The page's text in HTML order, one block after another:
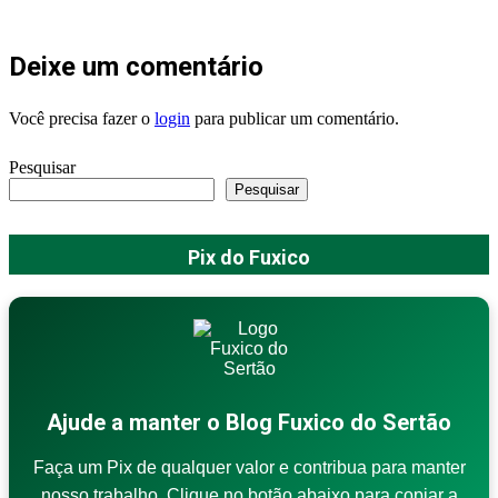
Deixe um comentário
Você precisa fazer o login para publicar um comentário.
Pesquisar
Pesquisar
Pix do Fuxico
Ajude a manter o Blog Fuxico do Sertão
Faça um Pix de qualquer valor e contribua para manter